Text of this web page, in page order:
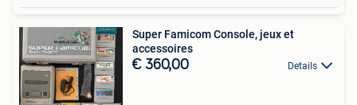
Super Famicom Console, jeux et
accessoires
€ 360,00 Details